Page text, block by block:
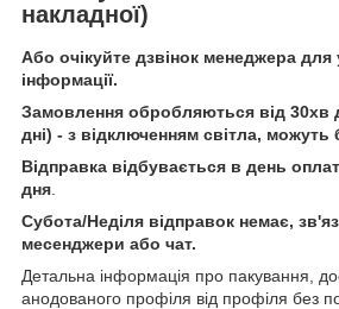
накладної)
Або очікуйте дзвінок менеджера для
інформації.
Замовлення обробляються від 30хв
дні) - з відключенням світла, можуть
Відправка відбувається в день
дня
Субота/Неділя відправок немає,
месенджери або чат.
Детальна інформація про пакування,
анодованого профіля від профіля без